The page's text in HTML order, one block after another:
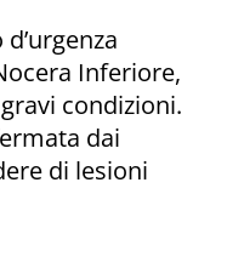
Inferiore,
condizioni.
dai
di lesioni